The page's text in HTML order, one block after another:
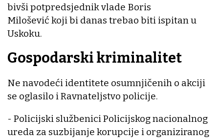
bivši potpredsjednik vlade Boris
Milošević koji bi danas trebao biti ispitan u
Uskoku.
Gospodarski kriminalitet
Ne navodeći identitete osumnjičenih o akciji
se oglasilo i Ravnateljstvo policije.
- Policijski službenici Policijskog nacionalnog
ureda za suzbijanje korupcije i organiziranog